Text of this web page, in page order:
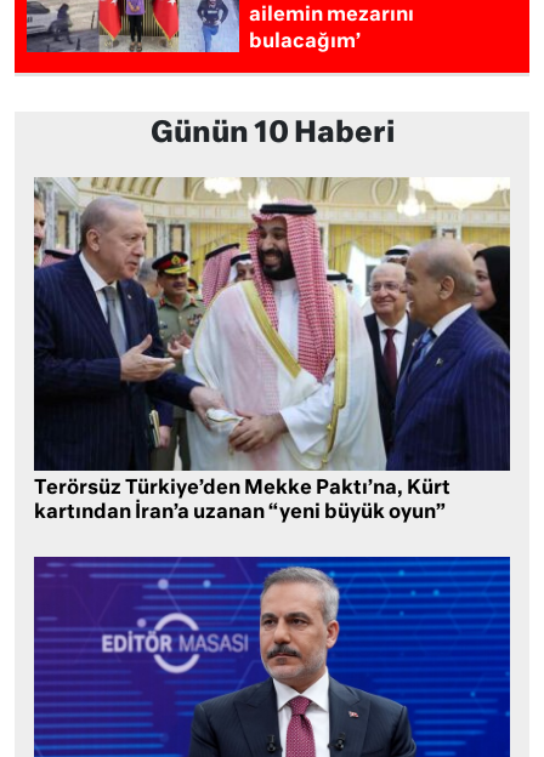
ailemin mezarını
bulacağım’
Günün 10 Haberi
Terörsüz Türkiye’den Mekke Paktı’na, Kürt
kartından İran’a uzanan “yeni büyük oyun”